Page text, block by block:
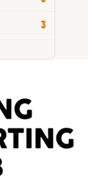
3